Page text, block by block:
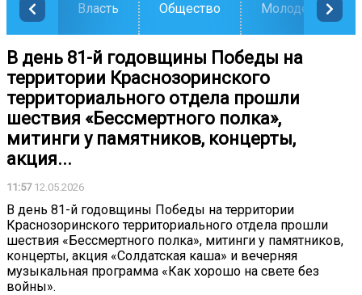
Власть Общество Молодежь
В день 81-й годовщины Победы на
территории Краснозоринского
территориального отдела прошли
шествия «Бессмертного полка»,
митинги у памятников, концерты,
акция...
11:5712.05.2026
В день 81-й годовщины Победы на территории
Краснозоринского территориального отдела прошли
шествия «Бессмертного полка», митинги у памятников,
концерты, акция «Солдатская каша» и вечерняя
музыкальная программа «Как хорошо на свете без
войны».